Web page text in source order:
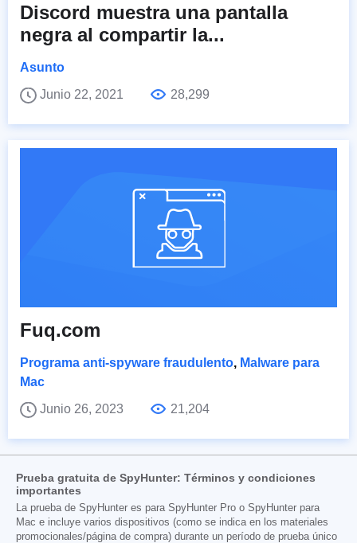
Discord muestra una pantalla
negra al compartir la...
Asunto
Junio 22, 2021
28,299
Fuq.com
Programa anti-spyware fraudulento, Malware para
Mac
Junio 26, 2023
21,204
Prueba gratuita de SpyHunter: Términos y condiciones
importantes
La prueba de SpyHunter es para SpyHunter Pro o SpyHunter para
Mac e incluye varios dispositivos (como se indica en los materiales
promocionales/página de compra) durante un período de prueba único